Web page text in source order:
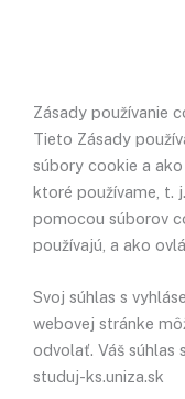
Zásady používanie
Tieto Zásady
súbory cookie a
ktoré používame, t.
pomocou súborov
používajú, a ako
Svoj súhlas s
webovej stránke
odvolať. Váš súhlas
studuj-ks.uniza.sk